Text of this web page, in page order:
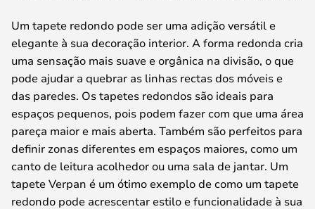
Um tapete redondo pode ser uma adição versátil e
elegante à sua decoração interior. A forma redonda cria
uma sensação mais suave e orgânica na divisão, o que
pode ajudar a quebrar as linhas rectas dos móveis e
das paredes. Os tapetes redondos são ideais para
espaços pequenos, pois podem fazer com que uma área
pareça maior e mais aberta. Também são perfeitos para
definir zonas diferentes em espaços maiores, como um
canto de leitura acolhedor ou uma sala de jantar. Um
tapete Verpan é um ótimo exemplo de como um tapete
redondo pode acrescentar estilo e funcionalidade à sua